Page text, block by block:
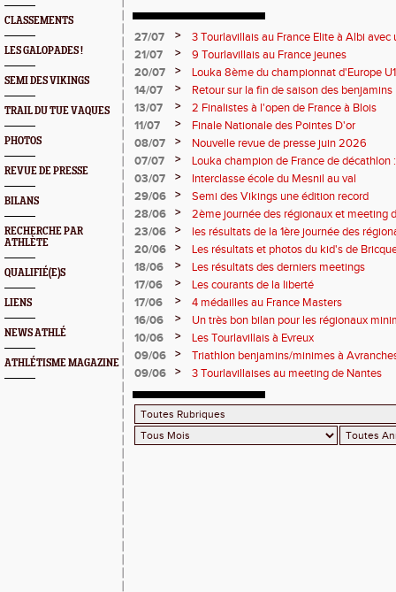
CLASSEMENTS
LES GALOPADES !
SEMI DES VIKINGS
TRAIL DU TUE VAQUES
PHOTOS
REVUE DE PRESSE
BILANS
RECHERCHE PAR
ATHLÈTE
QUALIFIÉ(E)S
LIENS
NEWS ATHLÉ
ATHLÉTISME MAGAZINE
27/07 >
3 Tourlavillais au France Elite à Albi
Juliette
21/07 >
9 Tourlavillais au France jeunes
20/07
>
Louka 8ème du championnat d'Europe
14/07
>
Retour sur la fin de saison des benjamins
13/07
>
2 Finalistes à l'open de France à Blois
11/07
>
Finale Nationale des Pointes D'or
08/07
>
Nouvelle revue de presse juin 2026
07/07
>
Louka champion de France de décathlon
points !
03/07 >
Interclasse école du Mesnil au val
29/06
>
Semi des Vikings une édition record
28/06
>
2ème journée des régionaux et meeting
23/06
>
les résultats de la 1ère journée des
2 titres
20/06 >
Les résultats et photos du kid's de
18/06
>
Les résultats des derniers meetings
17/06
>
Les courants de la liberté
17/06
>
4 médailles au France Masters
16/06
>
Un très bon bilan pour les régionaux
10/06
>
Les Tourlavillais à Evreux
09/06
>
Triathlon benjamins/minimes à
09/06
> 3 Tourlavillaises au meeting de Nantes